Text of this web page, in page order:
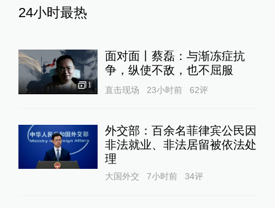
24小时最热
1
面对面丨蔡磊：与渐冻症抗
争，纵使不敌，也不屈服
直击现场 23小时前 62评
外交部：百余名菲律宾公民因
非法就业、非法居留被依法处
理
大国外交 7小时前 34评